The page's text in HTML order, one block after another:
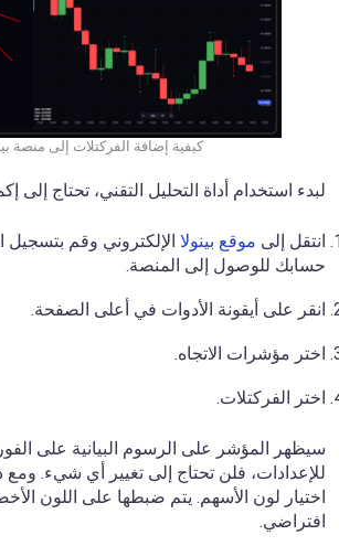
كيفية إضافة الفركتلات إلى منصة
لبدء استخدام أداة التحليل التقني، تحتاج إلى
انتقل إلى موقع بينولا الإلكتروني وقم بتسجيل
حسابك للوصول إلى المنصة.
انقر على أيقونة الأدوات في أعلى الصفحة.
اختر مؤشرات الاتجاه.
اختر الفركتلات.
سيظهر المؤشر على الرسوم البيانية على
للإعدادات، فلن تحتاج إلى تغيير أي شيء. ومع
اختيار لون الأسهم. يتم ضبطها على اللون
افتراضي.